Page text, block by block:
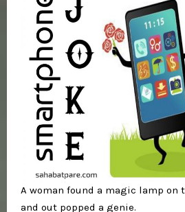
A woman found a magic lamp on
and out popped a genie.⁣